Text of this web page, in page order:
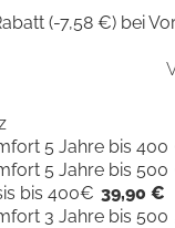
(-7,58 €) bei
5 Jahre bis 400
5 Jahre bis 500
bis 400€ 39,90 €
3 Jahre bis 500